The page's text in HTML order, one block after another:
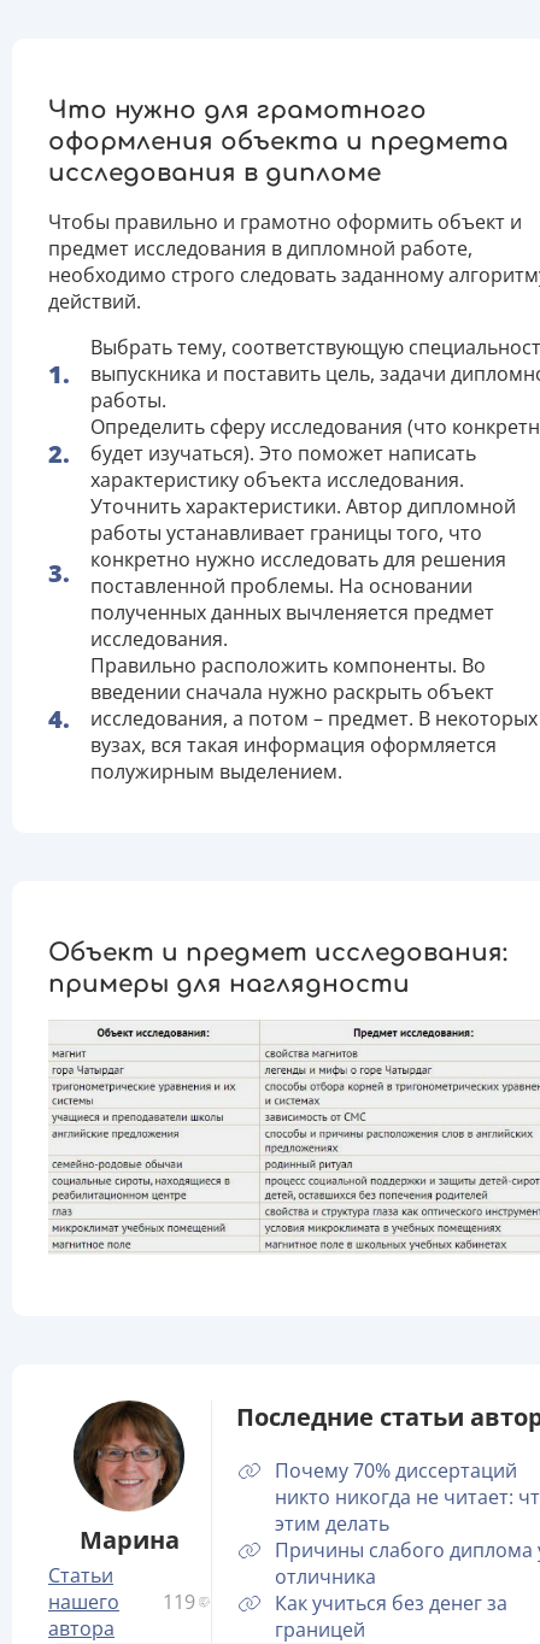
Что нужно для грамотного
оформления объекта и предмета
исследования в дипломе
Чтобы правильно и грамотно оформить объект и
предмет исследования в дипломной работе,
необходимо строго следовать заданному
действий.
Выбрать тему, соответствующую
выпускника и поставить цель, задачи
работы.
Определить сферу исследования (что
будет изучаться). Это поможет написать
характеристику объекта исследования.
Уточнить характеристики. Автор дипломной
работы устанавливает границы того, что
конкретно нужно исследовать для решения
поставленной проблемы. На основании
полученных данных вычленяется предмет
исследования.
Правильно расположить компоненты. Во
введении сначала нужно раскрыть объект
исследования, а потом – предмет. В некоторых
вузах, вся такая информация оформляется
полужирным выделением.
Объект и предмет исследования:
примеры для наглядности
Марина
Статьи
нашего
автора
119
Последние статьи
Почему 70% диссертаций
никто никогда не читает:
этим делать
Причины слабого диплома
отличника
Как учиться без денег за
границей